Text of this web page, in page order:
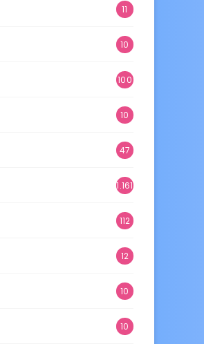
11
10
100
10
47
1.161
112
12
10
10